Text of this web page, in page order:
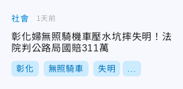
社會
彰化婦無照騎機車壓水坑摔失明！法
院判公路局國賠311萬
彰化 無照騎車 失明
1天前